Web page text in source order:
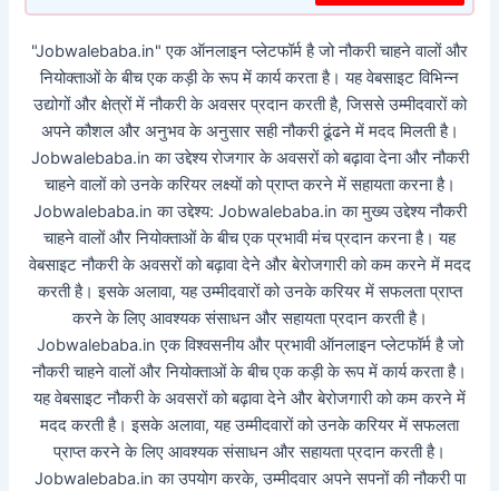
"Jobwalebaba.in" एक ऑनलाइन प्लेटफॉर्म है जो नौकरी चाहने वालों और
नियोक्ताओं के बीच एक कड़ी के रूप में कार्य करता है। यह वेबसाइट विभिन्न
उद्योगों और क्षेत्रों में नौकरी के अवसर प्रदान करती है, जिससे उम्मीदवारों को
अपने कौशल और अनुभव के अनुसार सही नौकरी ढूंढने में मदद मिलती है।
Jobwalebaba.in का उद्देश्य रोजगार के अवसरों को बढ़ावा देना और नौकरी
चाहने वालों को उनके करियर लक्ष्यों को प्राप्त करने में सहायता करना है।
Jobwalebaba.in का उद्देश्य: Jobwalebaba.in का मुख्य उद्देश्य नौकरी
चाहने वालों और नियोक्ताओं के बीच एक प्रभावी मंच प्रदान करना है। यह
वेबसाइट नौकरी के अवसरों को बढ़ावा देने और बेरोजगारी को कम करने में मदद
करती है। इसके अलावा, यह उम्मीदवारों को उनके करियर में सफलता प्राप्त
करने के लिए आवश्यक संसाधन और सहायता प्रदान करती है।
Jobwalebaba.in एक विश्वसनीय और प्रभावी ऑनलाइन प्लेटफॉर्म है जो
नौकरी चाहने वालों और नियोक्ताओं के बीच एक कड़ी के रूप में कार्य करता है।
यह वेबसाइट नौकरी के अवसरों को बढ़ावा देने और बेरोजगारी को कम करने में
मदद करती है। इसके अलावा, यह उम्मीदवारों को उनके करियर में सफलता
प्राप्त करने के लिए आवश्यक संसाधन और सहायता प्रदान करती है।
Jobwalebaba.in का उपयोग करके, उम्मीदवार अपने सपनों की नौकरी पा